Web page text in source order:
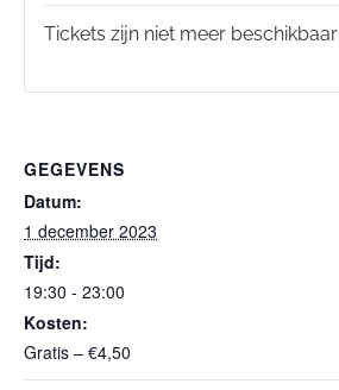
GEGEVENS
Datum:
1 december 2023
Tijd:
19:30 - 23:00
Kosten:
Gratis – €4,50
Tickets zijn niet meer beschikbaar